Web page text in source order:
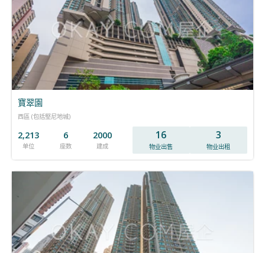
寶翠園
西區 (包括堅尼地城)
2,213
单位
6
座数
2000
建成
16
物业出售
3
物业出租